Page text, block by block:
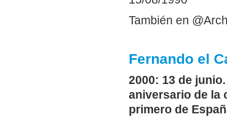
También en
Fernando el
2000: 13 de
aniversario de la
primero de